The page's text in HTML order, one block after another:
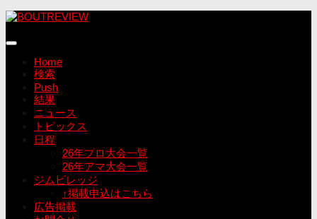
コ
テ
Home
検索
Push
結果
ニュース
トピックス
日程
26年プロ大会一覧
26年アマ大会一覧
ジムビレッジ
↑掲載申込はこちら
広告掲載